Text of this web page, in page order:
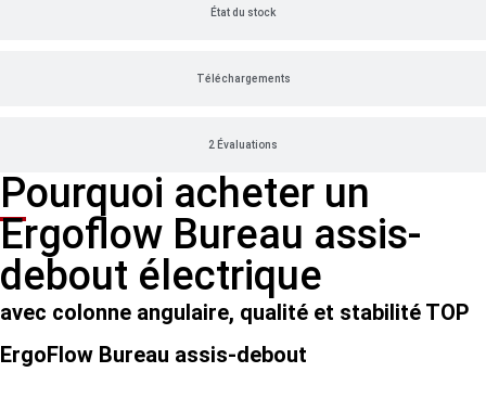
État du stock
Téléchargements
2 Évaluations
Pourquoi acheter un
Ergoflow Bureau assis-
debout électrique
avec colonne angulaire, qualité et stabilité TOP
ErgoFlow Bureau assis-debout